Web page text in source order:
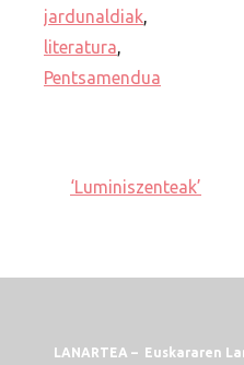
jardunaldiak
literatura
Pentsamendua
‘Luminiszenteak’
LANARTEA – Euskararen